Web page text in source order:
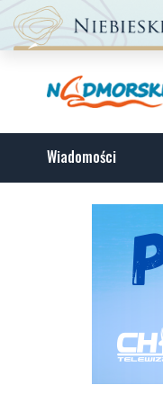
Wiadomości